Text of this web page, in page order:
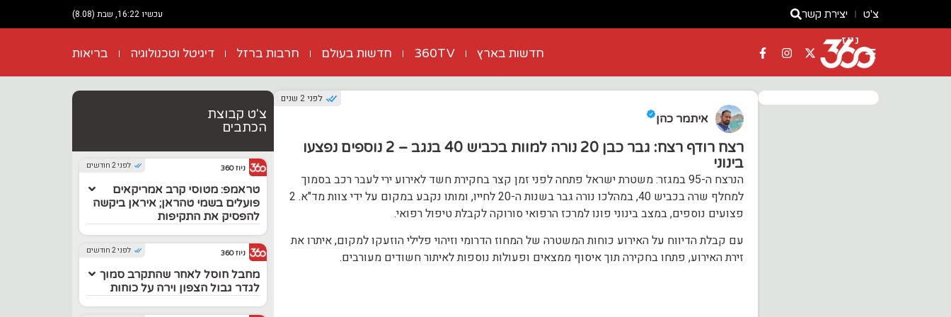
צ'ט יצירת קשר עכשיו 16:22, שבת (8.08)
ניוז
חדשות בארץ 360TV חדשות בעולם חרבות ברזל דיגיטל וטכנולוגיה בריאות
איתמר כהן
רצח רודף רצח: גבר כבן 20 נורה למוות בכביש 40 בנגב – 2 נוספים נפצעו
בינוני
הנרצח ה-95 במגזר: משטרת ישראל פתחה לפני זמן קצר בחקירת חשד לאירוע ירי לעבר רכב בסמוך
למחלף שרה בכביש 40, במהלכו נורה גבר בשנות ה-20 לחייו, ומותו נקבע במקום על ידי צוות מד"א. 2
פצועים נוספים, במצב בינוני פונו למרכז הרפואי סורוקה לקבלת טיפול רפואי.
עם קבלת הדיווח על האירוע כוחות המשטרה של המחוז הדרומי וזיהוי פלילי הוזעקו למקום, איתרו את
זירת האירוע, פתחו בחקירה תוך איסוף ממצאים ופעולות נוספות לאיתור חשודים מעורבים.
לפני 2 שנים
צ'ט קבוצת
הכתבים
לפני 2 חודשים ניוז 360
טראמפ: מטוסי קרב אמריקאים
פועלים בשמי טהראן; איראן ביקשה
להפסיק את התקיפות
לפני 2 חודשים ניוז 360
מחבל חוסל לאחר שהתקרב סמוך
לגדר גבול הצפון וירה על כוחות